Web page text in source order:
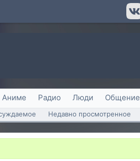
Аниме Радио Люди Общение
Недавно просмотренное